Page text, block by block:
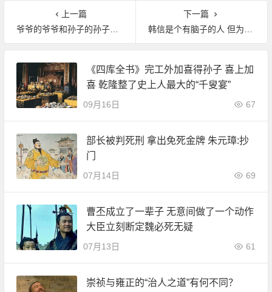
上一篇
爷爷的爷爷和孙子的孙子叫什么？
下一篇
韩信是个有脑子的人 但为什么不明白“兔子不死 狗不做饭”的道理？
《四库全书》完工外加喜得孙子 喜上加
喜 乾隆整了史上人最大的“千叟宴”
09月16日 67
部长被判死刑 拿出免死金牌 朱元璋:抄
门
07月14日 69
曹丕成立了一辈子 无意间做了一个动作
大臣立刻断定魏必死无疑
07月13日 61
崇祯与雍正的“治人之道”有何不同？